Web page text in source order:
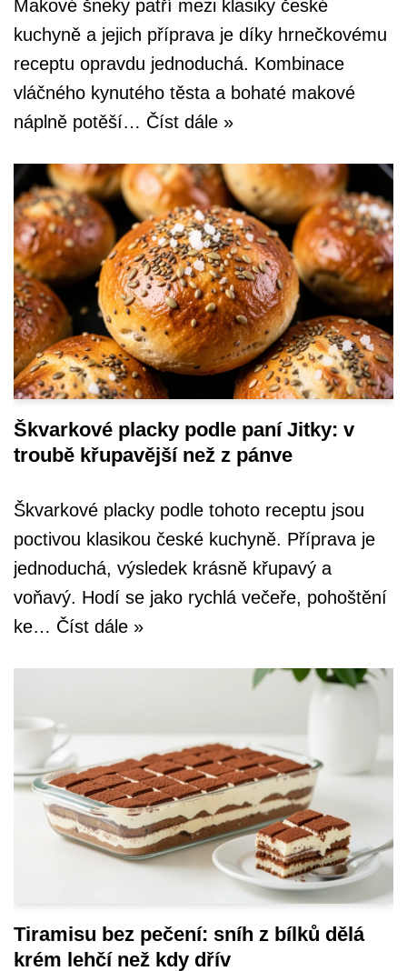
Makové šneky patří mezi klasiky české
kuchyně a jejich příprava je díky hrnečkovému
receptu opravdu jednoduchá. Kombinace
vláčného kynutého těsta a bohaté makové
náplně potěší… Číst dále »
Škvarkové placky podle paní Jitky: v
troubě křupavější než z pánve
Škvarkové placky podle tohoto receptu jsou
poctivou klasikou české kuchyně. Příprava je
jednoduchá, výsledek krásně křupavý a
voňavý. Hodí se jako rychlá večeře, pohoštění
ke… Číst dále »
Tiramisu bez pečení: sníh z bílků dělá
krém lehčí než kdy dřív